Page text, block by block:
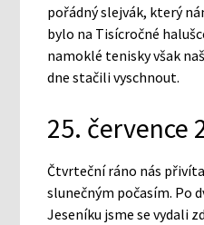
pořádný slejvák, který
bylo na Tisícročné
namoklé tenisky však
dne stačili vyschnout.
25. července
Čtvrteční ráno nás
slunečným počasím. Po
Jeseníku jsme se vydali